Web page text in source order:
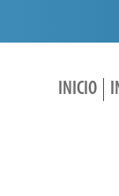
INICIO